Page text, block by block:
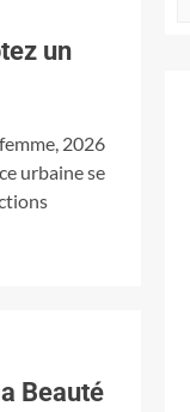
un
2026
urbaine se
Beauté